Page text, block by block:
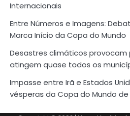
Internacionais
Entre Números e Imagens:
Marca Início da Copa do Mundo
Desastres climáticos provocam
atingem quase todos os
Impasse entre Irã e Estados
vésperas da Copa do Mundo de